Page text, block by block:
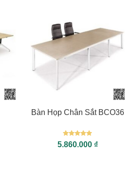
Bàn Họp Chân Sắt BCO36
Được xếp
hạng55
5.860.000 ₫